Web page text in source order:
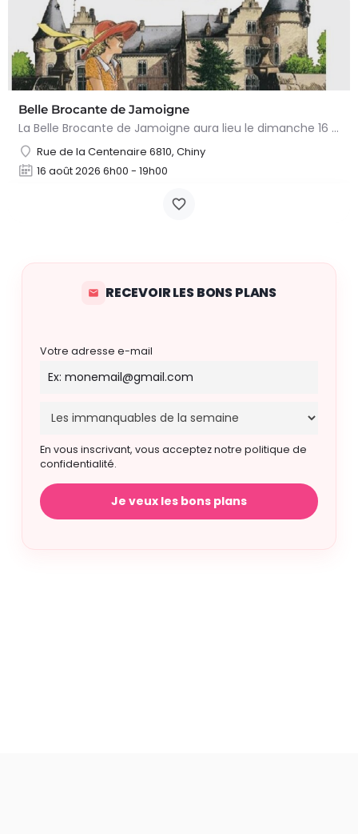
Belle Brocante de Jamoigne
La Belle Brocante de Jamoigne aura lieu le dimanche 16 août 2026 de 6h00 à 18h00, proposant une centaine…
Rue de la Centenaire 6810, Chiny
16 août 2026 6h00 - 19h00
RECEVOIR LES BONS PLANS
Votre adresse e-mail
En vous inscrivant, vous acceptez notre politique de
confidentialité.